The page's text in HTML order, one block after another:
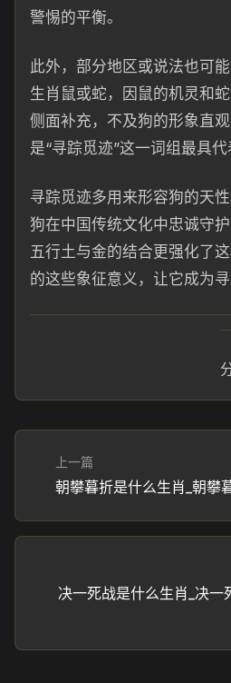
警惕的平衡。
此外，部分地区或说法也可
生肖鼠或蛇，因鼠的机灵和
侧面补充，不及狗的形象直
是“寻踪觅迹”这一词组最具代
寻踪觅迹多用来形容狗的天
狗在中国传统文化中忠诚守
五行土与金的结合更强化了
的这些象征意义，让它成为
上一篇
朝攀暮折是什么生肖_朝攀
决一死战是什么生肖_决